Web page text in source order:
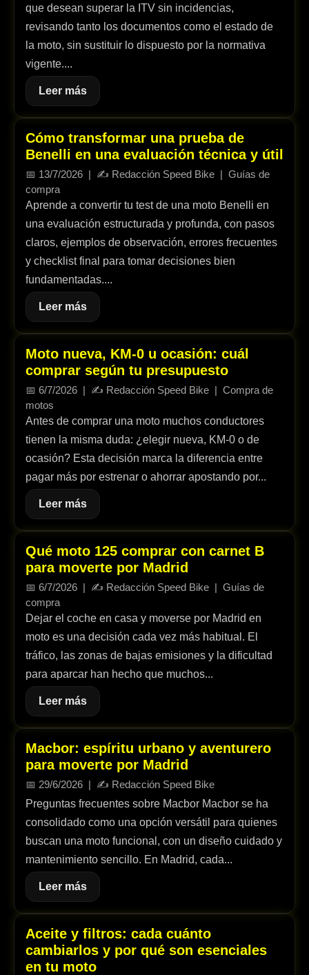
que desean superar la ITV sin incidencias,
revisando tanto los documentos como el estado de
la moto, sin sustituir lo dispuesto por la normativa
vigente....
Leer más
Cómo transformar una prueba de
Benelli en una evaluación técnica y útil
📅 13/7/2026 | ✍️ Redacción Speed Bike
Guías de
compra
Aprende a convertir tu test de una moto Benelli en
una evaluación estructurada y profunda, con pasos
claros, ejemplos de observación, errores frecuentes
y checklist final para tomar decisiones bien
fundamentadas....
Leer más
Moto nueva, KM-0 u ocasión: cuál
comprar según tu presupuesto
📅 6/7/2026 | ✍️ Redacción Speed Bike
Compra de
motos
Antes de comprar una moto muchos conductores
tienen la misma duda: ¿elegir nueva, KM-0 o de
ocasión? Esta decisión marca la diferencia entre
pagar más por estrenar o ahorrar apostando por...
Leer más
Qué moto 125 comprar con carnet B
para moverte por Madrid
📅 6/7/2026 | ✍️ Redacción Speed Bike
Guías de
compra
Dejar el coche en casa y moverse por Madrid en
moto es una decisión cada vez más habitual. El
tráfico, las zonas de bajas emisiones y la dificultad
para aparcar han hecho que muchos...
Leer más
Macbor: espíritu urbano y aventurero
para moverte por Madrid
📅 29/6/2026 | ✍️ Redacción Speed Bike
Preguntas frecuentes sobre Macbor Macbor se ha
consolidado como una opción versátil para quienes
buscan una moto funcional, con un diseño cuidado y
mantenimiento sencillo. En Madrid, cada...
Leer más
Aceite y filtros: cada cuánto
cambiarlos y por qué son esenciales
en tu moto